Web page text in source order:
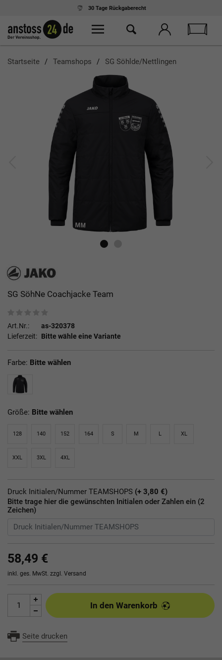
30 Tage Rückgaberecht
Startseite Teamshops SG Söhlde/Nettlingen
SG SöhNe Coachjacke Team
Art.Nr.:
as-320378
Lieferzeit: Bitte wähle eine Variante
Farbe: Bitte wählen
Größe: Bitte wählen
128 140 152 164 S M L XL
XXL 3XL 4XL
Druck Initialen/Nummer TEAMSHOPS (+ 3,80 €)
Bitte trage hier die gewünschten Initialen oder Zahlen ein (2
Zeichen)
58,49 €
inkl. ges. MwSt. zzgl. Versand
In den Warenkorb
Seite drucken